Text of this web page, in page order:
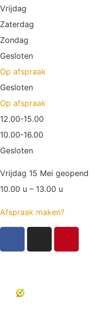
Vrijdag
Zaterdag
Zondag
Gesloten
Op afspraak
Gesloten
Op afspraak
12.00-15.00
10.00-16.00
Gesloten
Vrijdag 15 Mei geopend
10.00 u – 13.00 u
Afspraak maken?